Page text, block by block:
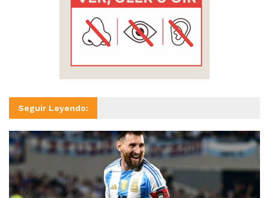
Seguir Leyendo: